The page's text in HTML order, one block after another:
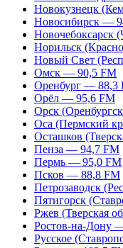
Новокузнецк
Новосибирск —
Новочебоксарск
Норильск
Новый Свет
Омск — 90,5 FM
Оренбург — 88,3
Орёл — 95,6 FM
Орск
Оса (Пермский
Осташков
Пенза — 94,7 FM
Пермь — 95,0 FM
Псков — 88,8 FM
Петрозаводск
Пятигорск
Ржев (Тверская
Ростов-на-Дону
Русское